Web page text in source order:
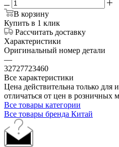
В корзину
Купить в 1 клик
Рассчитать доставку
Характеристики
Оригинальный номер детали
—
32727723460
Все характеристики
Цена действительна только для
отличаться от цен в розничных
Все товары категории
Все товары бренда Китай